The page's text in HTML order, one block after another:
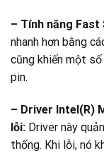
– Tính năng
nhanh hơn bằng
cũng khiến một
pin.
– Driver Intel(R)
lỗi: Driver này
thống. Khi lỗi, nó